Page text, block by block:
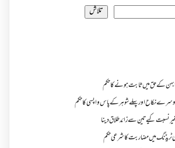
تلاش
کے حق میں ثابت ہونے کا حکم
نکاح اور پہلے شوہر کے پاس واپسی کا حکم
نسبت کیے تین سے زائد طلاق دینا
ٹریڈنگ میں مضاربت کا شرعی حکم